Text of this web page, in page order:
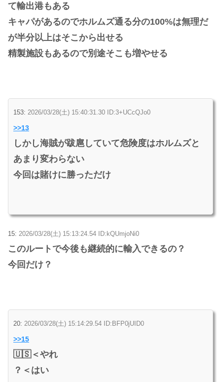
て輸出港もある
キャパがあるのでホルムズ通る分の100%は無理だ
が半分以上はそこから出せる
精製施設もあるので別途そこも増やせる
153: 2026/03/28(土) 15:40:31.30 ID:3+UCcQJo0
>>13
しかし海賊が跋扈していて危険度はホルムズと
あまり変わらない
今回は賭けに勝っただけ
15: 2026/03/28(土) 15:13:24.54 ID:kQUmjoNi0
このルートで今後も継続的に輸入できるの？
今回だけ？
20: 2026/03/28(土) 15:14:29.54 ID:BFP0jUID0
>>15
🇺🇸＜やれ
？＜はい